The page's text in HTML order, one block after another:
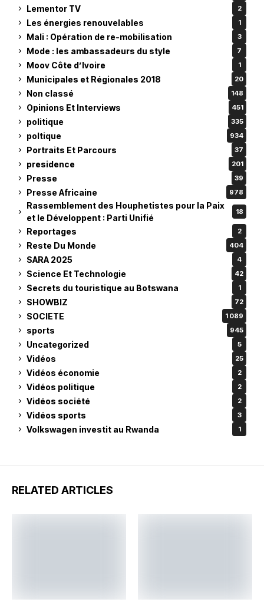
Lementor TV 2
Les énergies renouvelables 1
Mali : Opération de re-mobilisation 3
Mode : les ambassadeurs du style 7
Moov Côte d’Ivoire 1
Municipales et Régionales 2018 20
Non classé 148
Opinions Et Interviews 451
politique 335
poltique 934
Portraits Et Parcours 37
presidence 201
Presse 39
Presse Africaine 978
Rassemblement des Houphetistes pour la Paix
et le Développent : Parti Unifié
18
Reportages 2
Reste Du Monde 404
SARA 2025 4
Science Et Technologie 42
Secrets du touristique au Botswana 1
SHOWBIZ 72
SOCIETE 1 089
sports 945
Uncategorized 5
Vidéos 25
Vidéos économie 2
Vidéos politique 2
Vidéos société 2
Vidéos sports 3
Volkswagen investit au Rwanda 1
RELATED ARTICLES